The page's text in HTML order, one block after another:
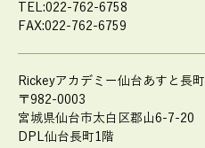
TEL:022-762-6758
FAX:022-762-6759
Rickeyアカデミー仙台あすと長町
〒982-0003
宮城県仙台市太白区郡山6-7-20
DPL仙台長町1階